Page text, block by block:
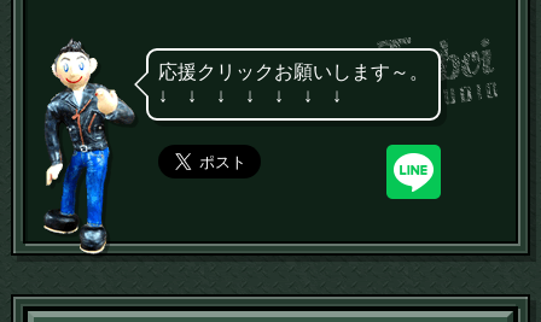
応援クリックお願いします～。
↓ ↓ ↓ ↓ ↓ ↓ ↓